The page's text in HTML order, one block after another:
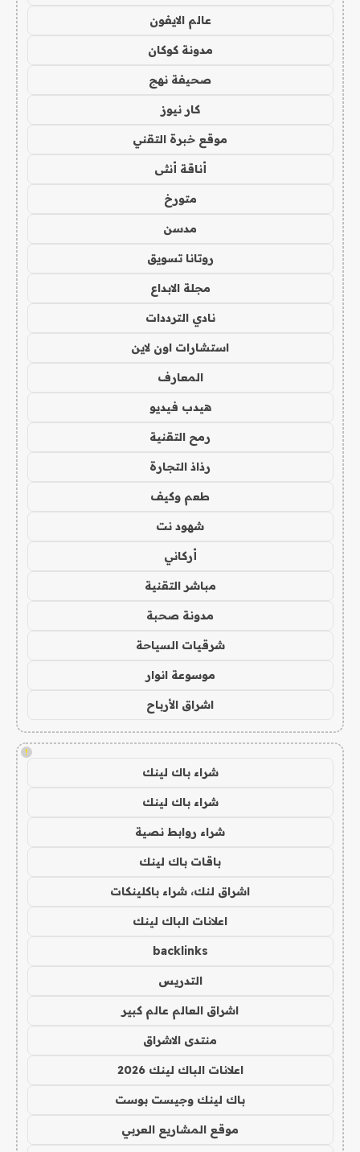
عالم الايفون
مدونة كوكان
صحيفة نهج
كار نيوز
موقع خبرة التقني
أناقة أنثى
متورخ
مدسن
روتانا تسويق
مجلة الابداع
نادي الترددات
استشارات اون لاين
المعارف
هيدب فيديو
رمح التقنية
رذاذ التجارة
طعم وكيف
شهود نت
أركاني
مباشر التقنية
مدونة صحبة
شرقيات السياحة
موسوعة انوار
اشراق الأرباح
!
شراء باك لينك
شراء باك لينك
شراء روابط نصية
باقات باك لينك
اشراق لنك، شراء باكلينكات
اعلانات الباك لينك
backlinks
التدريس
اشراق العالم عالم كبير
منتدى الاشراق
اعلانات الباك لينك 2026
باك لينك وجيست بوست
موقع المشاريع العربي